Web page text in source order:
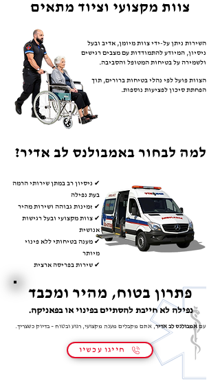
צוות מקצועי וציוד מתאים
השירות ניתן על-ידי צוות מיומן, אדיב ובעל
ניסיון, המיודע להתמודדות עם מצבים רגישים
ולשמירה על בטיחות המטופל והסביבה.
הצוות פועל לפי נהלי בטיחות ברורים, תוך
הפחתת סיכון לפציעות נוספות.
למה לבחור באמבולנס לב אדיר?
✔ ניסיון רב במתן שירותי הרמה
בעת נפילה
✔ זמינות גבוהה ושירות מהיר
✔ צוות מקצועי ובעל רגישות
אנושית
✔ מענה בטיחותי ללא פינוי
מיותר
✔ שירות בפריסה ארצית
חייגו עכשיו
עםאמבולנס לב אדיר, אתם מקבלים מענה מקצועי, רגוע ובטוח – בדיוק כשצריך.
נפילה לא חייבת להסתיים בפינוי או בפאניקה.
פתרון בטוח, מהיר ומכבד